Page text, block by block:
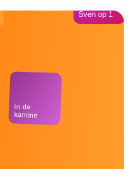
In de
kantine
Sven op 1